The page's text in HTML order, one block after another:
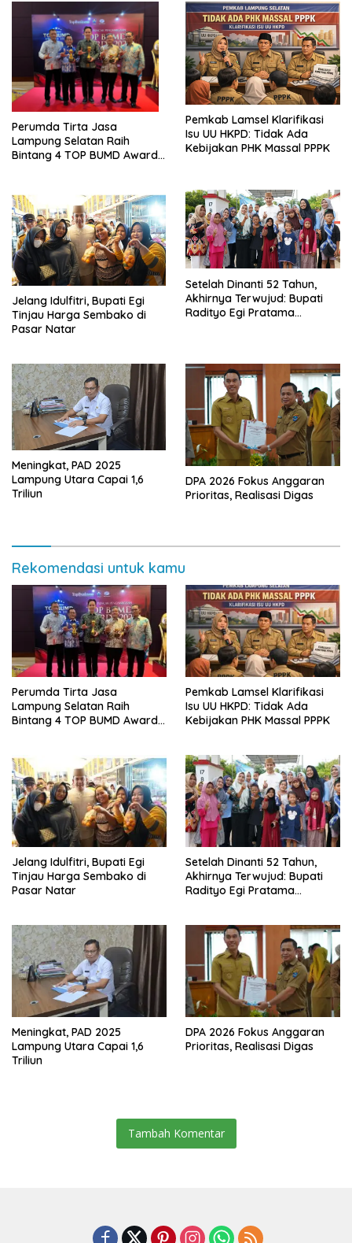
Perumda Tirta Jasa
Lampung Selatan Raih
Bintang 4 TOP BUMD Awards
Pemkab Lamsel Klarifikasi
Isu UU HKPD: Tidak Ada
Kebijakan PHK Massal PPPK
Jelang Idulfitri, Bupati Egi
Tinjau Harga Sembako di
Pasar Natar
Setelah Dinanti 52 Tahun,
Akhirnya Terwujud: Bupati
Radityo Egi Pratama
Meningkat, PAD 2025
Lampung Utara Capai 1,6
Triliun
DPA 2026 Fokus Anggaran
Prioritas, Realisasi Digas
Rekomendasi untuk kamu
Perumda Tirta Jasa
Lampung Selatan Raih
Bintang 4 TOP BUMD Awards
Pemkab Lamsel Klarifikasi
Isu UU HKPD: Tidak Ada
Kebijakan PHK Massal PPPK
Jelang Idulfitri, Bupati Egi
Tinjau Harga Sembako di
Pasar Natar
Setelah Dinanti 52 Tahun,
Akhirnya Terwujud: Bupati
Radityo Egi Pratama
Meningkat, PAD 2025
Lampung Utara Capai 1,6
Triliun
DPA 2026 Fokus Anggaran
Prioritas, Realisasi Digas
Tambah Komentar